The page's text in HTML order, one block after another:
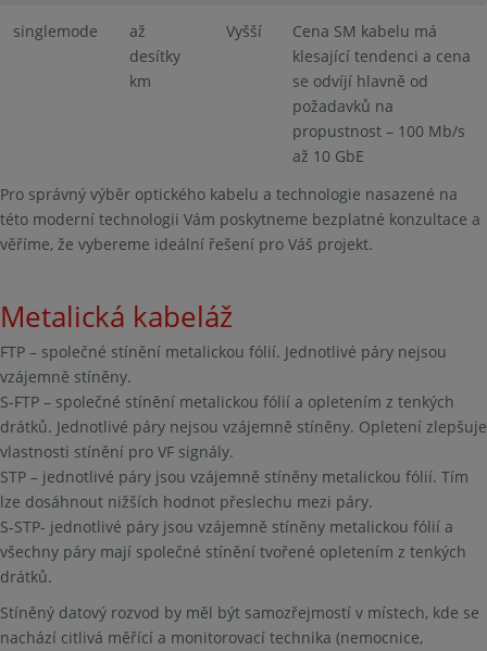
singlemode
až
desítky
km
Vyšší
Cena SM kabelu má
klesající tendenci a cena
se odvíjí hlavně od
požadavků na
propustnost – 100 Mb/s
až 10 GbE
Pro správný výběr optického kabelu a technologie nasazené na
této moderní technologii Vám poskytneme bezplatné konzultace a
věříme, že vybereme ideální řešení pro Váš projekt.
Metalická kabeláž
FTP – společné stínění metalickou fólií. Jednotlivé páry nejsou
vzájemně stíněny.
S-FTP – společné stínění metalickou fólií a opletením z tenkých
drátků. Jednotlivé páry nejsou vzájemně stíněny. Opletení zlepšuje
vlastnosti stínění pro VF signály.
STP – jednotlivé páry jsou vzájemně stíněny metalickou fólií. Tím
lze dosáhnout nižších hodnot přeslechu mezi páry.
S-STP- jednotlivé páry jsou vzájemně stíněny metalickou fólií a
všechny páry mají společné stínění tvořené opletením z tenkých
drátků.
Stíněný datový rozvod by měl být samozřejmostí v místech, kde se
nachází citlivá měřící a monitorovací technika (nemocnice,